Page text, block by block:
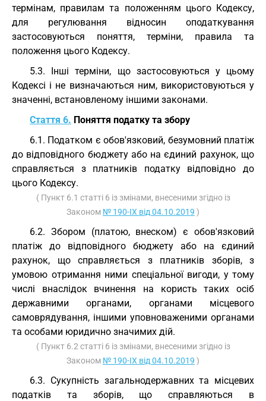
термінам, правилам та положенням цього Кодексу,
для регулювання відносин оподаткування
застосовуються поняття, терміни, правила та
положення цього Кодексу.
5.3. Інші терміни, що застосовуються у цьому
Кодексі і не визначаються ним, використовуються у
значенні, встановленому іншими законами.
Стаття 6. Поняття податку та збору
6.1. Податком є обов'язковий, безумовний платіж
до відповідного бюджету або на єдиний рахунок, що
справляється з платників податку відповідно до
цього Кодексу.
( Пункт 6.1 статті 6 із змінами, внесеними згідно із
Законом № 190-IX від 04.10.2019 )
6.2. Збором (платою, внеском) є обов'язковий
платіж до відповідного бюджету або на єдиний
рахунок, що справляється з платників зборів, з
умовою отримання ними спеціальної вигоди, у тому
числі внаслідок вчинення на користь таких осіб
державними органами, органами місцевого
самоврядування, іншими уповноваженими органами
та особами юридично значимих дій.
( Пункт 6.2 статті 6 із змінами, внесеними згідно із
Законом № 190-IX від 04.10.2019 )
6.3. Сукупність загальнодержавних та місцевих
податків та зборів, що справляються в